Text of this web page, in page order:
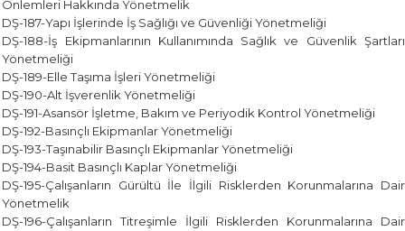
Önlemleri Hakkında Yönetmelik
DŞ-187-Yapı İşlerinde İş Sağlığı ve Güvenliği Yönetmeliği
DŞ-188-İş Ekipmanlarının Kullanımında Sağlık ve Güvenlik Şartları
Yönetmeliği
DŞ-189-Elle Taşıma İşleri Yönetmeliği
DŞ-190-Alt İşverenlik Yönetmeliği
DŞ-191-Asansör İşletme, Bakım ve Periyodik Kontrol Yönetmeliği
DŞ-192-Basınçlı Ekipmanlar Yönetmeliği
DŞ-193-Taşınabilir Basınçlı Ekipmanlar Yönetmeliği
DŞ-194-Basit Basınçlı Kaplar Yönetmeliği
DŞ-195-Çalışanların Gürültü İle İlgili Risklerden Korunmalarına Dair
Yönetmelik
DŞ-196-Çalışanların Titreşimle İlgili Risklerden Korunmalarına Dair